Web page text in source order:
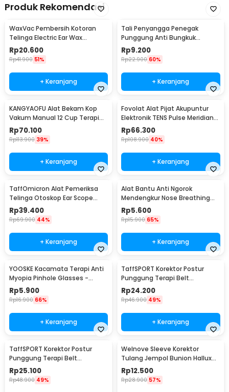
Produk Rekomendasi
WaxVac Pembersih Kotoran
Telinga Electric Ear Wax
Vacuum Silicon Tip - 682
Rp20.600
Rp41.900 51%
+ Keranjang
Tali Penyangga Penegak
Punggung Anti Bungkuk
Posture Corrector Size S
Rp9.200
Rp22.900 60%
+ Keranjang
KANGYAOFU Alat Bekam Kop
Vakum Manual 12 Cup Terapi
Cupping Set - KN12
Rp70.100
Rp113.900 39%
+ Keranjang
Fovolat Alat Pijat Akupuntur
Elektronik TENS Pulse Meridian
Massager - SY-D2-116
Rp66.300
Rp108.900 40%
+ Keranjang
TaffOmicron Alat Pemeriksa
Telinga Otoskop Ear Scope
with LED Light - KT-GF08HA
Rp39.400
Rp69.900 44%
+ Keranjang
Alat Bantu Anti Ngorok
Mendengkur Nose Breathing
Stop Snoring 4 PCS
Rp5.600
Rp15.900 65%
+ Keranjang
YOOSKE Kacamata Terapi Anti
Myopia Pinhole Glasses -
D11301
Rp5.900
Rp16.900 66%
+ Keranjang
TaffSPORT Korektor Postur
Punggung Terapi Belt
Magnetic L - T025
Rp24.200
Rp46.900 49%
+ Keranjang
TaffSPORT Korektor Postur
Punggung Terapi Belt
Magnetic XL - T025
Rp25.100
Rp48.900 49%
Welnove Sleeve Korektor
Tulang Jempol Bunion Hallux
Orthotics - CSQ1408
Rp12.500
Rp28.900 57%